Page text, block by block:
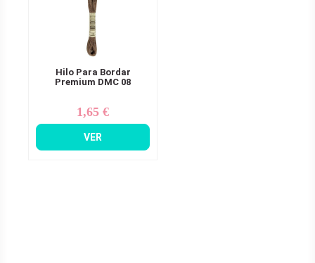
Hilo Para Bordar
Premium DMC 08
Precio
1,65 €
VER